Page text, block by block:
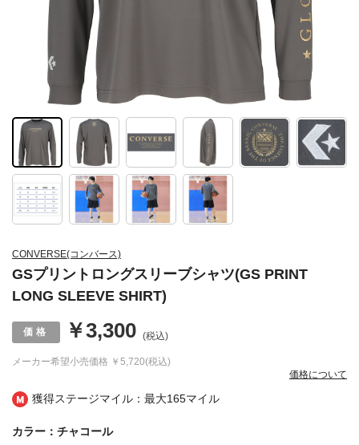
獲得ステージマイル：最大165マイル
CONVERSE(コンバース)
GSプリントロングスリーブシャツ(GS PRINT
LONG SLEEVE SHIRT)
メーカー希望小売価格 ￥5,720(税込)
￥3,300 (税込)
価格について
カラー：チャコール